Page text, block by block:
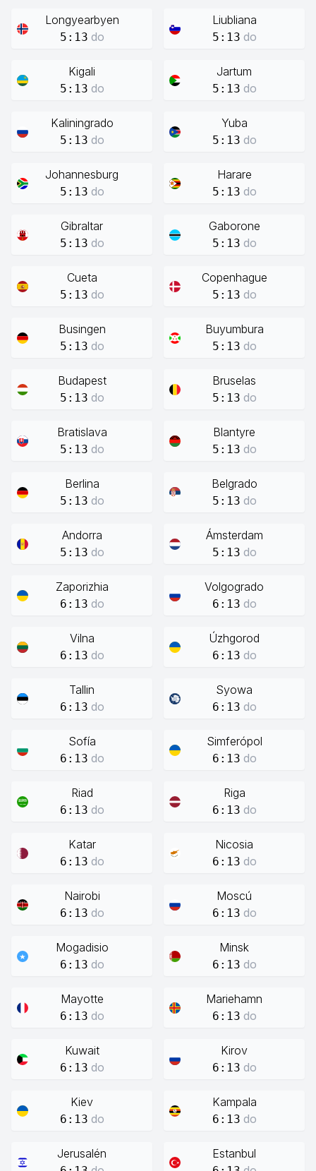
Longyearbyen
5:13 do
Liubliana
5:13 do
Kigali
5:13 do
Jartum
5:13 do
Kaliningrado
5:13 do
Yuba
5:13 do
Johannesburg
5:13 do
Harare
5:13 do
Gibraltar
5:13 do
Gaborone
5:13 do
Cueta
5:13 do
Copenhague
5:13 do
Busingen
5:13 do
Buyumbura
5:13 do
Budapest
5:13 do
Bruselas
5:13 do
Bratislava
5:13 do
Blantyre
5:13 do
Berlina
5:13 do
Belgrado
5:13 do
Andorra
5:13 do
Ámsterdam
5:13 do
Zaporizhia
6:13 do
Volgogrado
6:13 do
Vilna
6:13 do
Úzhgorod
6:13 do
Tallin
6:13 do
Syowa
6:13 do
Sofía
6:13 do
Simferópol
6:13 do
Riad
6:13 do
Riga
6:13 do
Katar
6:13 do
Nicosia
6:13 do
Nairobi
6:13 do
Moscú
6:13 do
Mogadisio
6:13 do
Minsk
6:13 do
Mayotte
6:13 do
Mariehamn
6:13 do
Kuwait
6:13 do
Kirov
6:13 do
Kiev
6:13 do
Kampala
6:13 do
Jerusalén Estanbul